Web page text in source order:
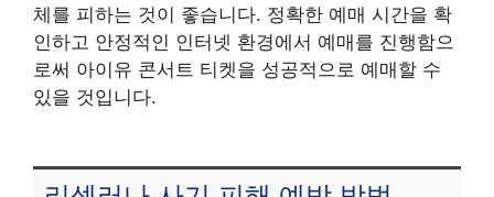
체를 피하는 것이 좋습니다. 정확한 예매 시간을 확
인하고 안정적인 인터넷 환경에서 예매를 진행함으
로써 아이유 콘서트 티켓을 성공적으로 예매할 수
있을 것입니다.